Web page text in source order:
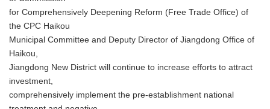
for Comprehensively Deepening Reform (Free Trade Office) of
the CPC Haikou
Municipal Committee and Deputy Director of Jiangdong Office of
Haikou,
Jiangdong New District will continue to increase efforts to attract
investment,
comprehensively implement the pre-establishment national